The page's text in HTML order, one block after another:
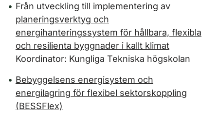
Från utveckling till implementering av
planeringsverktyg och
energihanteringssystem för hållbara, flexibla
och resilienta byggnader i kallt klimat
Koordinator: Kungliga Tekniska högskolan
Bebyggelsens energisystem och
energilagring för flexibel sektorskoppling
(BESSFlex)